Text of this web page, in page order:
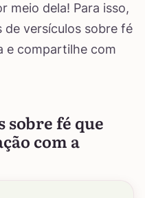
meio dela! Para isso,
de versículos sobre fé
e compartilhe com
sobre fé que
com a